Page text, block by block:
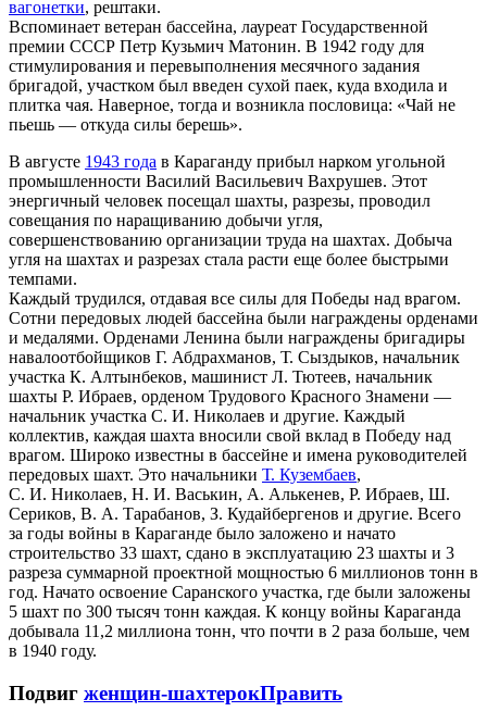
вагонетки, рештаки.
Вспоминает ветеран бассейна, лауреат Государственной
премии СССР Петр Кузьмич Матонин. В 1942 году для
стимулирования и перевыполнения месячного задания
бригадой, участком был введен сухой паек, куда входила и
плитка чая. Наверное, тогда и возникла пословица: «Чай не
пьешь — откуда силы берешь».
В августе 1943 года в Караганду прибыл нарком угольной
промышленности Василий Васильевич Вахрушев. Этот
энергичный человек посещал шахты, разрезы, проводил
совещания по наращиванию добычи угля,
совершенствованию организации труда на шахтах. Добыча
угля на шахтах и разрезах стала расти еще более быстрыми
темпами.
Каждый трудился, отдавая все силы для Победы над врагом.
Сотни передовых людей бассейна были награждены орденами
и медалями. Орденами Ленина были награждены бригадиры
навалоотбойщиков Г. Абдрахманов, Т. Сыздыков, начальник
участка К. Алтынбеков, машинист Л. Тютеев, начальник
шахты Р. Ибраев, орденом Трудового Красного Знамени —
начальник участка С. И. Николаев и другие. Каждый
коллектив, каждая шахта вносили свой вклад в Победу над
врагом. Широко известны в бассейне и имена руководителей
передовых шахт. Это начальники Т. Кузембаев,
С. И. Николаев, Н. И. Васькин, А. Алькенев, Р. Ибраев, Ш.
Сериков, В. А. Тарабанов, З. Кудайбергенов и другие. Всего
за годы войны в Караганде было заложено и начато
строительство 33 шахт, сдано в эксплуатацию 23 шахты и 3
разреза суммарной проектной мощностью 6 миллионов тонн в
год. Начато освоение Саранского участка, где были заложены
5 шахт по 300 тысяч тонн каждая. К концу войны Караганда
добывала 11,2 миллиона тонн, что почти в 2 раза больше, чем
в 1940 году.
Подвиг женщин-шахтерокПравить